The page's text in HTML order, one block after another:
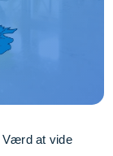
Værd at vide